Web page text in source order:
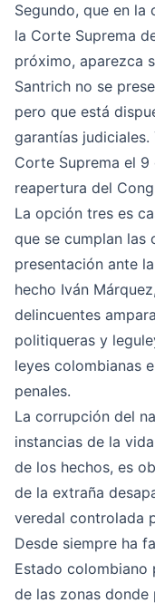
Segundo, que en
la Corte Suprema
próximo, aparezca
Santrich no se
pero que está
garantías
Corte Suprema el
reapertura del
La opción tres es
que se cumplan las
presentación ante
hecho Iván
delincuentes
politiqueras y
leyes colombianas
penales.
La corrupción del
instancias de la
de los hechos, es
de la extraña
veredal controlada
Desde siempre ha
Estado colombiano
de las zonas